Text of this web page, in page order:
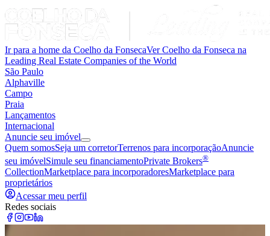
Ir para a home da Coelho da FonsecaVer Coelho da Fonseca na
Leading Real Estate Companies of the World
São Paulo
Alphaville
Campo
Praia
Lançamentos
Internacional
Anuncie seu imóvel
Quem somosSeja um corretorTerrenos para incorporaçãoAnuncie
seu imóvelSimule seu financiamentoPrivate Brokers®
CollectionMarketplace para incorporadoresMarketplace para
proprietários
Acessar meu perfil
Redes sociais